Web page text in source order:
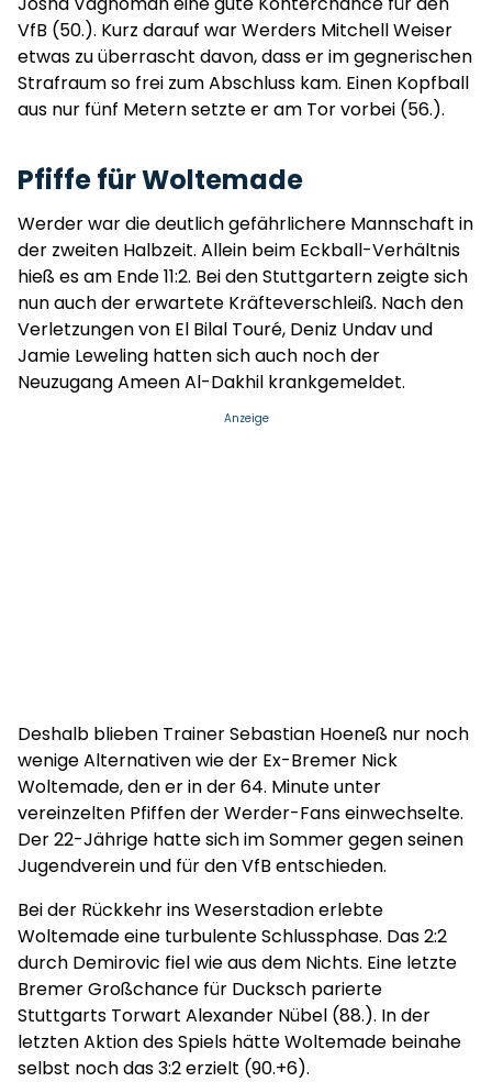
VfB (50.). Kurz darauf war Werders Mitchell Weiser
etwas zu überrascht davon, dass er im gegnerischen
Strafraum so frei zum Abschluss kam. Einen Kopfball
aus nur fünf Metern setzte er am Tor vorbei (56.).
Pfiffe für Woltemade
Werder war die deutlich gefährlichere Mannschaft in
der zweiten Halbzeit. Allein beim Eckball-Verhältnis
hieß es am Ende 11:2. Bei den Stuttgartern zeigte sich
nun auch der erwartete Kräfteverschleiß. Nach den
Verletzungen von El Bilal Touré, Deniz Undav und
Jamie Leweling hatten sich auch noch der
Neuzugang Ameen Al-Dakhil krankgemeldet.
Anzeige
Deshalb blieben Trainer Sebastian Hoeneß nur noch
wenige Alternativen wie der Ex-Bremer Nick
Woltemade, den er in der 64. Minute unter
vereinzelten Pfiffen der Werder-Fans einwechselte.
Der 22-Jährige hatte sich im Sommer gegen seinen
Jugendverein und für den VfB entschieden.
Bei der Rückkehr ins Weserstadion erlebte
Woltemade eine turbulente Schlussphase. Das 2:2
durch Demirovic fiel wie aus dem Nichts. Eine letzte
Bremer Großchance für Ducksch parierte
Stuttgarts Torwart Alexander Nübel (88.). In der
letzten Aktion des Spiels hätte Woltemade beinahe
selbst noch das 3:2 erzielt (90.+6).